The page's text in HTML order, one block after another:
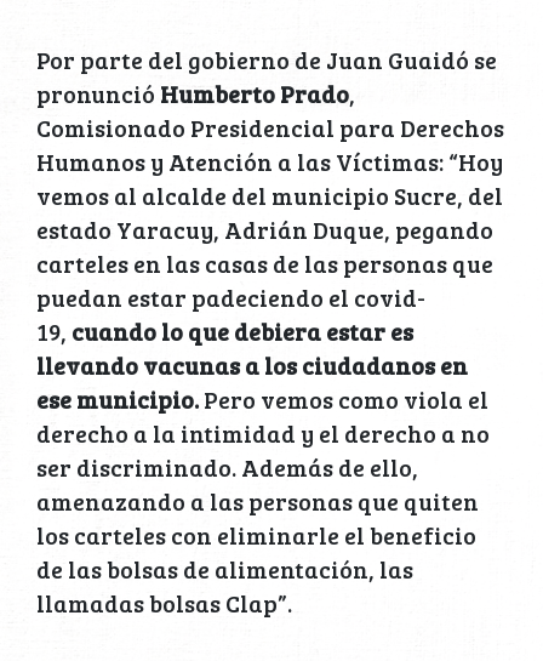
Por parte del gobierno de Juan Guaidó se
pronunció Humberto Prado,
Comisionado Presidencial para Derechos
Humanos y Atención a las Víctimas: “Hoy
vemos al alcalde del municipio Sucre, del
estado Yaracuy, Adrián Duque, pegando
carteles en las casas de las personas que
puedan estar padeciendo el covid-
19, cuando lo que debiera estar es
llevando vacunas a los ciudadanos en
ese municipio.Pero vemos como viola el
derecho a la intimidad y el derecho a no
ser discriminado. Además de ello,
amenazando a las personas que quiten
los carteles con eliminarle el beneficio
de las bolsas de alimentación, las
llamadas bolsas Clap”.